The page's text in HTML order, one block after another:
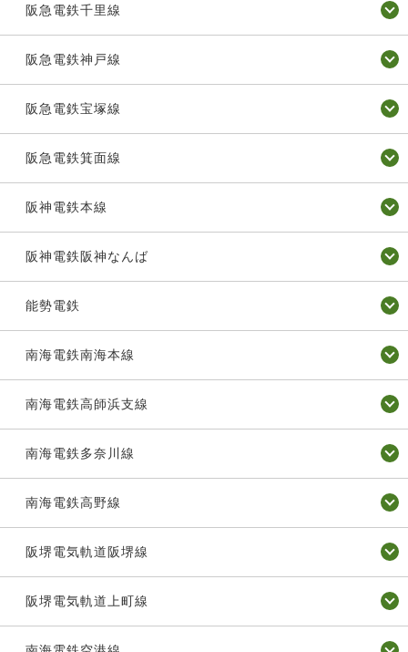
阪急電鉄千里線
阪急電鉄神戸線
阪急電鉄宝塚線
阪急電鉄箕面線
阪神電鉄本線
阪神電鉄阪神なんば
能勢電鉄
南海電鉄南海本線
南海電鉄高師浜支線
南海電鉄多奈川線
南海電鉄高野線
阪堺電気軌道阪堺線
阪堺電気軌道上町線